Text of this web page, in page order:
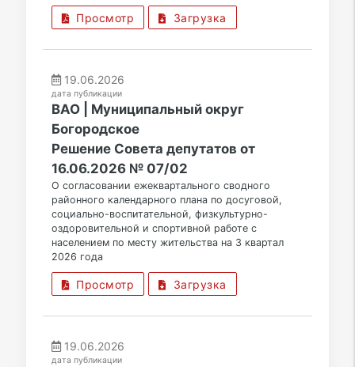
Просмотр Загрузка
19.06.2026
дата публикации
ВАО | Муниципальный округ
Богородское
Решение Совета депутатов от
16.06.2026 № 07/02
О согласовании ежеквартального сводного
районного календарного плана по досуговой,
социально-воспитательной, физкультурно-
оздоровительной и спортивной работе с
населением по месту жительства на 3 квартал
2026 года
Просмотр Загрузка
19.06.2026
дата публикации